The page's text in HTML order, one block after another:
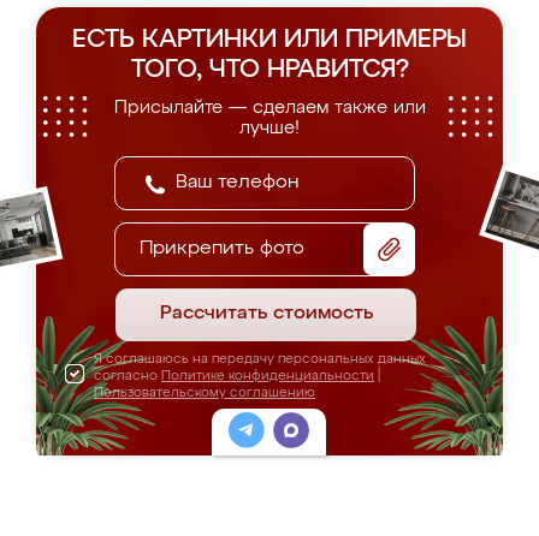
ЕСТЬ КАРТИНКИ ИЛИ ПРИМЕРЫ
ТОГО, ЧТО НРАВИТСЯ?
Присылайте — сделаем также или
лучше!
Прикрепить фото
Рассчитать стоимость
Я соглашаюсь на передачу персональных данных
согласно Политике конфиденциальности
Пользовательскому соглашению